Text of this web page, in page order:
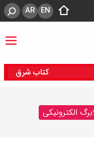
EN
AR
کتاب شرق
الکترونیکی